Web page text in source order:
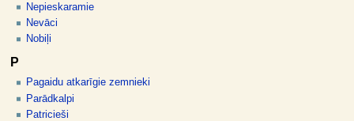
Nepieskaramie
Nevāci
Nobiļi
P
Pagaidu atkarīgie zemnieki
Parādkalpi
Patricieši